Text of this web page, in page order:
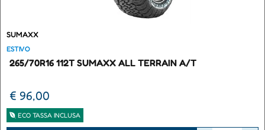
SUMAXX
ESTIVO
265/70R16 112T SUMAXX ALL TERRAIN A/T
€ 96,00
ECO TASSA INCLUSA